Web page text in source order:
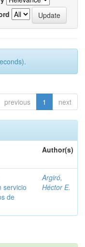
previous 1 next
Author(s)
servicio
de
Argiró,
Héctor E.